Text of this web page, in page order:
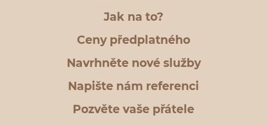
Jak na to?
Ceny předplatného
Navrhněte nové služby
Napište nám referenci
Pozvěte vaše přátele